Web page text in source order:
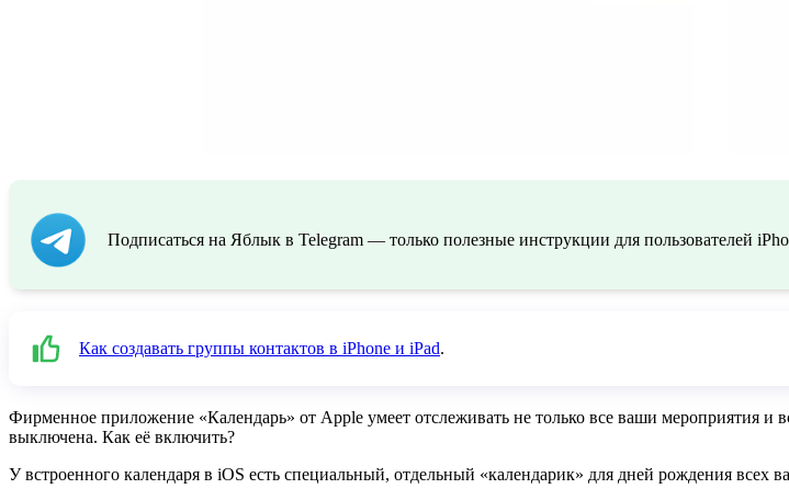
Подписаться на Яблык в Telegram — только полезные инструкции для пользователей
Как создавать группы контактов в iPhone и iPad.
Фирменное приложение «Календарь» от Apple умеет отслеживать не только все ваши мероприятия
выключена. Как её включить?
У встроенного календаря в iOS есть специальный, отдельный «календарик» для дней рождения всех